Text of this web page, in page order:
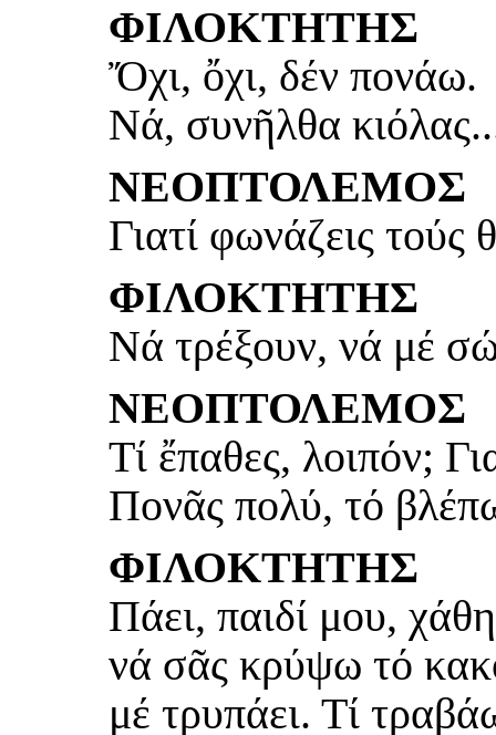
ΦΙΛΟΚΤΗΤΗΣ
Ὄχι, ὄχι, δέν πονάω.
Νά, συνῆλθα
ΝΕΟΠΤΟΛΕΜΟΣ
Γιατί φωνάζεις τούς
ΦΙΛΟΚΤΗΤΗΣ
Νά τρέξουν, νά μέ
ΝΕΟΠΤΟΛΕΜΟΣ
Τί ἔπαθες, λοιπόν;
Πονᾶς πολύ, τό
ΦΙΛΟΚΤΗΤΗΣ
Πάει, παιδί μου,
νά σᾶς κρύψω τό
μέ τρυπάει. Τί